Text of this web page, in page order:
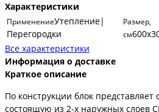
Характеристики
ПрименениеУтепление|
Перегородки
Размер,
см
Все характеристики
Информация о доставке
Краткое описание
По конструкции блок представляет
состоящую из 2-х наружных слоев